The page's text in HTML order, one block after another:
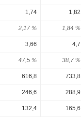
1,74 1,82
2,17 % 1,84 %
3,66 4,7
47,5 % 38,7 %
616,8 733,8
246,6 288,9
132,4 165,6